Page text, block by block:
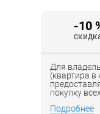
-10
Для
(квартира
покупку
Подробнее